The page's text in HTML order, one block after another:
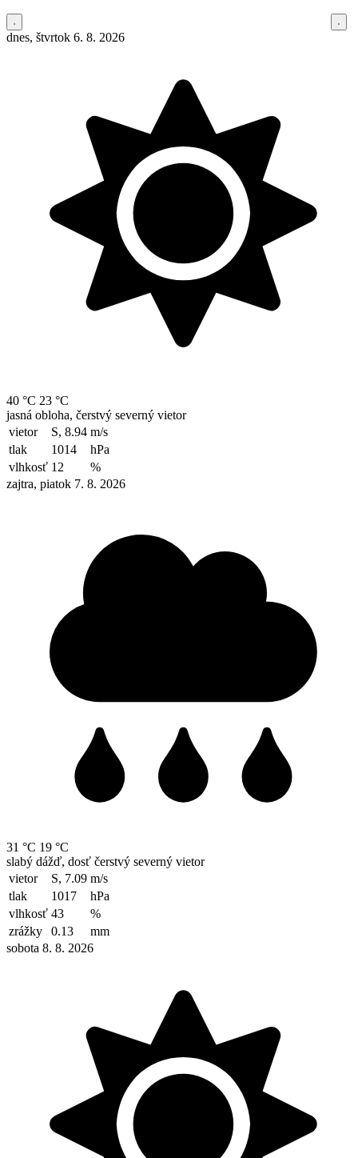
dnes, štvrtok 6. 8. 2026
40 °C 23 °C
jasná obloha, čerstvý severný vietor
vietor
S, 8.94 m/s
tlak
1014
hPa
vlhkosť 12
%
zajtra, piatok 7. 8. 2026
31 °C 19 °C
slabý dážď, dosť čerstvý severný vietor
vietor
S, 7.09 m/s
tlak
1017
hPa
vlhkosť 43
%
zrážky
0.13
mm
sobota 8. 8. 2026